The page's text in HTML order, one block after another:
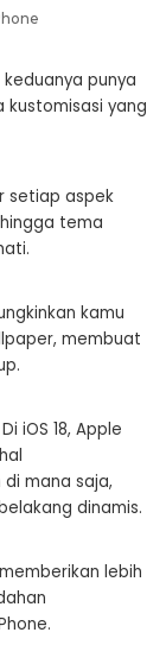
punya
kustomisasi yang
setiap aspek
tema
kamu
membuat
iOS 18, Apple
mana saja,
dinamis.
lebih